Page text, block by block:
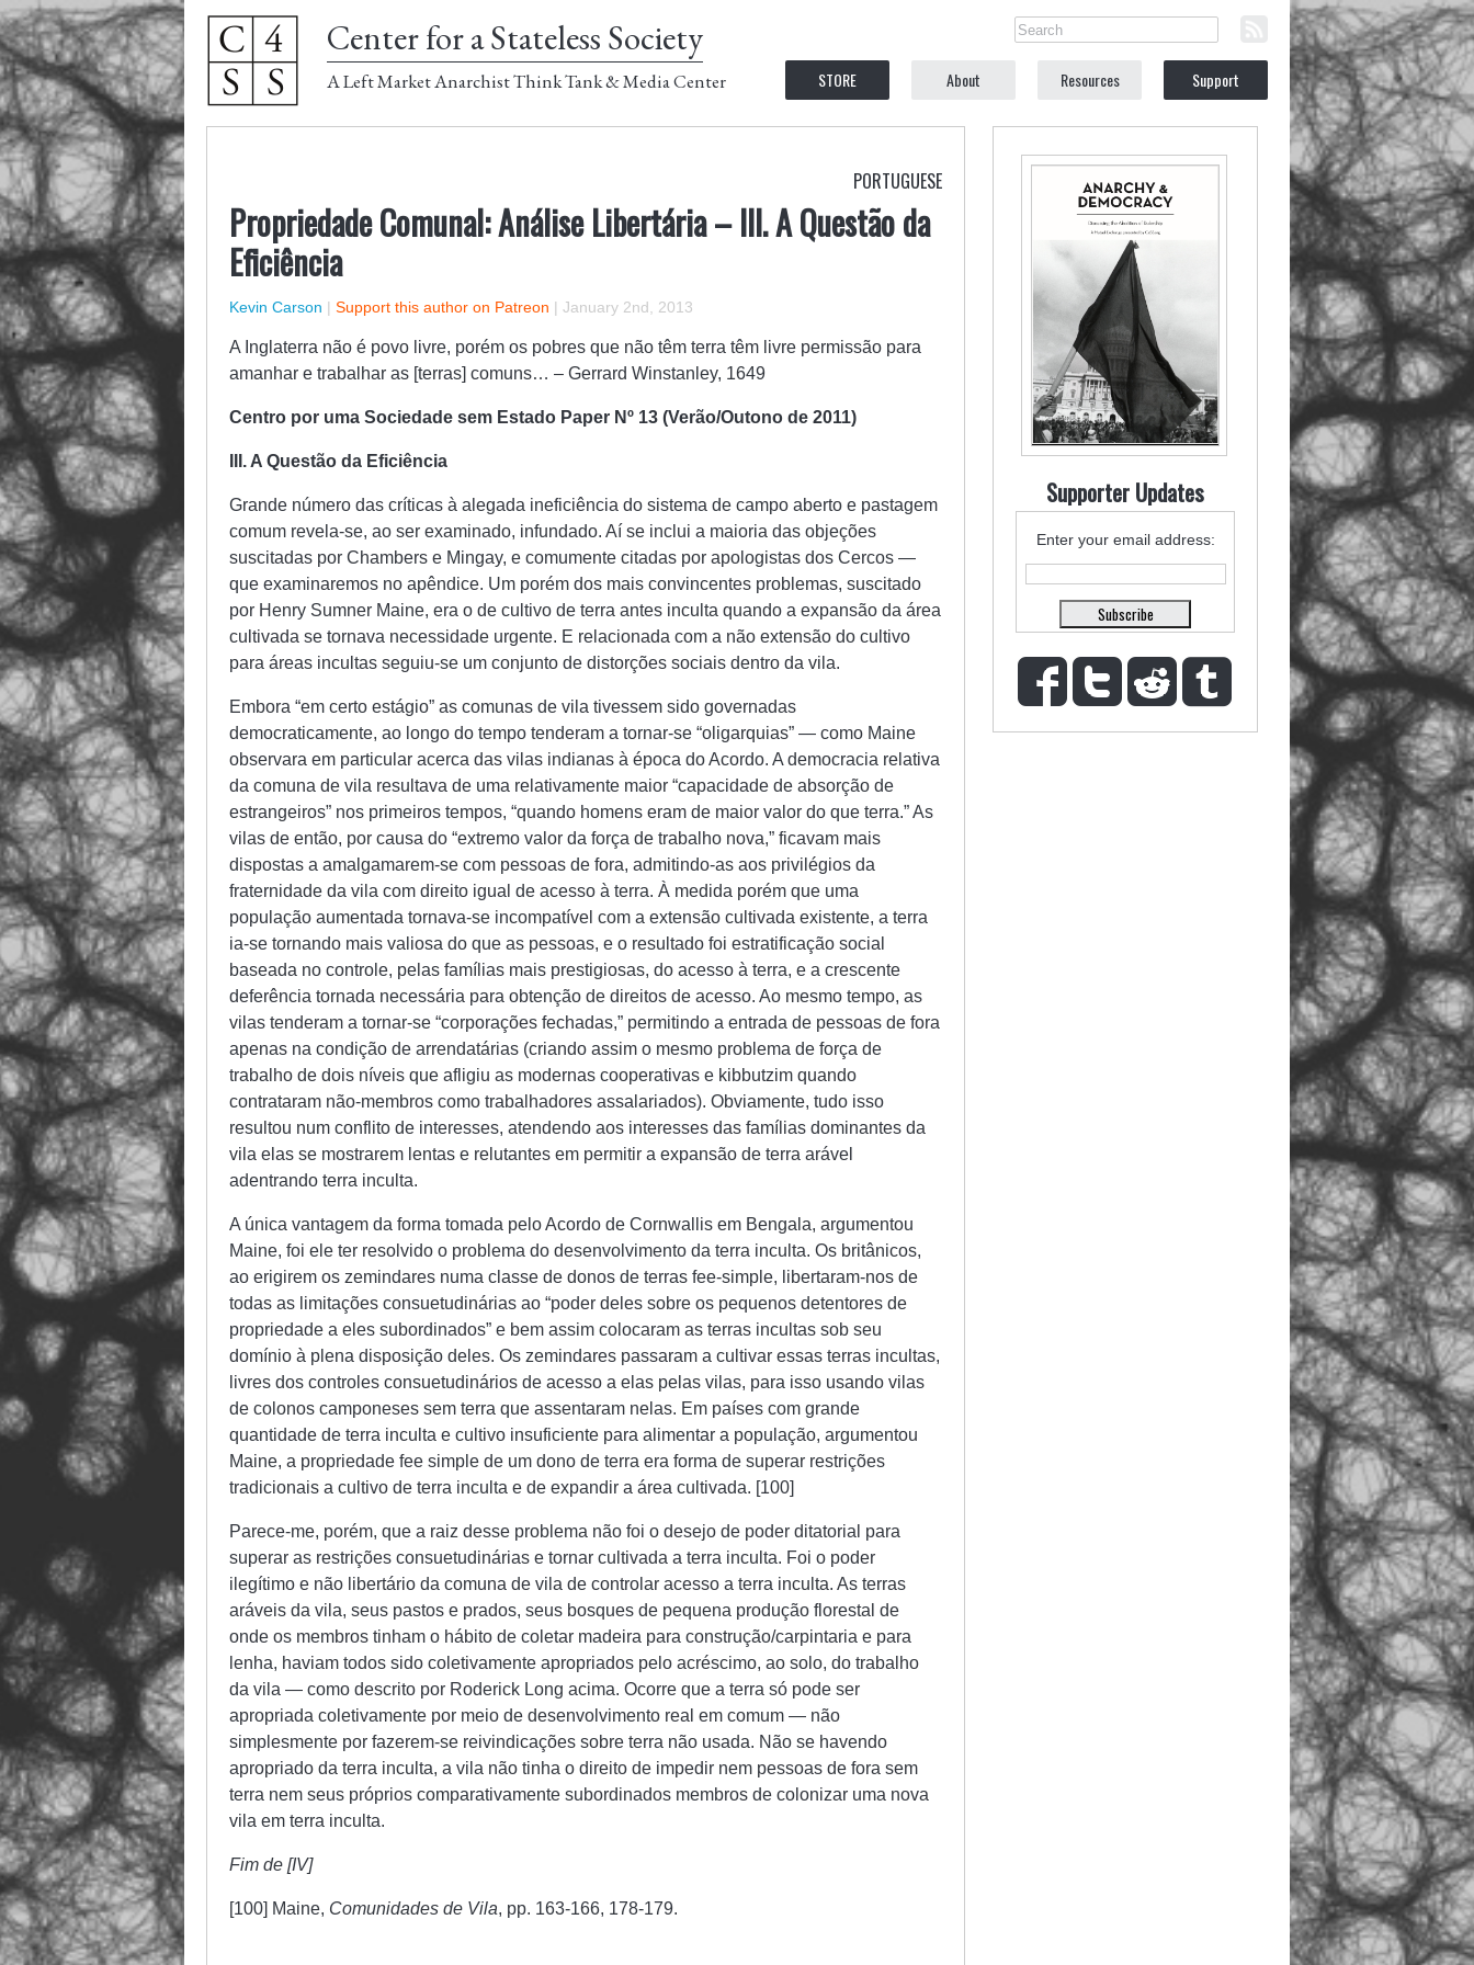
Center for a Stateless Society
A Left Market Anarchist Think Tank & Media Center STORE About Resources Support
PORTUGUESE
Propriedade Comunal: Análise Libertária – III. A Questão da
Eficiência
Kevin Carson | Support this author on Patreon | January 2nd, 2013
A Inglaterra não é povo livre, porém os pobres que não têm terra têm livre permissão para
amanhar e trabalhar as [terras] comuns… – Gerrard Winstanley, 1649
Centro por uma Sociedade sem Estado Paper Nº 13 (Verão/Outono de 2011)
III. A Questão da Eficiência
Grande número das críticas à alegada ineficiência do sistema de campo aberto e pastagem
comum revela-se, ao ser examinado, infundado. Aí se inclui a maioria das objeções
suscitadas por Chambers e Mingay, e comumente citadas por apologistas dos Cercos —
que examinaremos no apêndice. Um porém dos mais convincentes problemas, suscitado
por Henry Sumner Maine, era o de cultivo de terra antes inculta quando a expansão da área
cultivada se tornava necessidade urgente. E relacionada com a não extensão do cultivo
para áreas incultas seguiu-se um conjunto de distorções sociais dentro da vila.
Embora “em certo estágio” as comunas de vila tivessem sido governadas
democraticamente, ao longo do tempo tenderam a tornar-se “oligarquias” — como Maine
observara em particular acerca das vilas indianas à época do Acordo. A democracia relativa
da comuna de vila resultava de uma relativamente maior “capacidade de absorção de
estrangeiros” nos primeiros tempos, “quando homens eram de maior valor do que terra.” As
vilas de então, por causa do “extremo valor da força de trabalho nova,” ficavam mais
dispostas a amalgamarem-se com pessoas de fora, admitindo-as aos privilégios da
fraternidade da vila com direito igual de acesso à terra. À medida porém que uma
população aumentada tornava-se incompatível com a extensão cultivada existente, a terra
ia-se tornando mais valiosa do que as pessoas, e o resultado foi estratificação social
baseada no controle, pelas famílias mais prestigiosas, do acesso à terra, e a crescente
deferência tornada necessária para obtenção de direitos de acesso. Ao mesmo tempo, as
vilas tenderam a tornar-se “corporações fechadas,” permitindo a entrada de pessoas de fora
apenas na condição de arrendatárias (criando assim o mesmo problema de força de
trabalho de dois níveis que afligiu as modernas cooperativas e kibbutzim quando
contrataram não-membros como trabalhadores assalariados). Obviamente, tudo isso
resultou num conflito de interesses, atendendo aos interesses das famílias dominantes da
vila elas se mostrarem lentas e relutantes em permitir a expansão de terra arável
adentrando terra inculta.
A única vantagem da forma tomada pelo Acordo de Cornwallis em Bengala, argumentou
Maine, foi ele ter resolvido o problema do desenvolvimento da terra inculta. Os britânicos,
ao erigirem os zemindares numa classe de donos de terras fee-simple, libertaram-nos de
todas as limitações consuetudinárias ao “poder deles sobre os pequenos detentores de
propriedade a eles subordinados” e bem assim colocaram as terras incultas sob seu
domínio à plena disposição deles. Os zemindares passaram a cultivar essas terras incultas,
livres dos controles consuetudinários de acesso a elas pelas vilas, para isso usando vilas
de colonos camponeses sem terra que assentaram nelas. Em países com grande
quantidade de terra inculta e cultivo insuficiente para alimentar a população, argumentou
Maine, a propriedade fee simple de um dono de terra era forma de superar restrições
tradicionais a cultivo de terra inculta e de expandir a área cultivada. [100]
Parece-me, porém, que a raiz desse problema não foi o desejo de poder ditatorial para
superar as restrições consuetudinárias e tornar cultivada a terra inculta. Foi o poder
ilegítimo e não libertário da comuna de vila de controlar acesso a terra inculta. As terras
aráveis da vila, seus pastos e prados, seus bosques de pequena produção florestal de
onde os membros tinham o hábito de coletar madeira para construção/carpintaria e para
lenha, haviam todos sido coletivamente apropriados pelo acréscimo, ao solo, do trabalho
da vila — como descrito por Roderick Long acima. Ocorre que a terra só pode ser
apropriada coletivamente por meio de desenvolvimento real em comum — não
simplesmente por fazerem-se reivindicações sobre terra não usada. Não se havendo
apropriado da terra inculta, a vila não tinha o direito de impedir nem pessoas de fora sem
terra nem seus próprios comparativamente subordinados membros de colonizar uma nova
vila em terra inculta.
Fim de [IV]
[100] Maine, Comunidades de Vila, pp. 163-166, 178-179.
Supporter Updates
Enter your email address: